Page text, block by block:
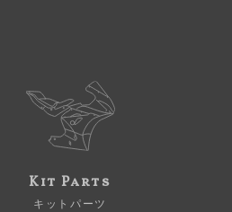
Kit Parts
キットパーツ